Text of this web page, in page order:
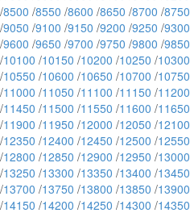
/8500 /8550 /8600 /8650 /8700 /8750
/9050 /9100 /9150 /9200 /9250 /9300
/9600 /9650 /9700 /9750 /9800 /9850
/10100 /10150 /10200 /10250 /10300
/10550 /10600 /10650 /10700 /10750
/11000 /11050 /11100 /11150 /11200
/11450 /11500 /11550 /11600 /11650
/11900 /11950 /12000 /12050 /12100
/12350 /12400 /12450 /12500 /12550
/12800 /12850 /12900 /12950 /13000
/13250 /13300 /13350 /13400 /13450
/13700 /13750 /13800 /13850 /13900
/14150 /14200 /14250 /14300 /14350